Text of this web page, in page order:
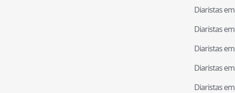
Diaristas em
Diaristas em
Diaristas em
Diaristas em
Diaristas em